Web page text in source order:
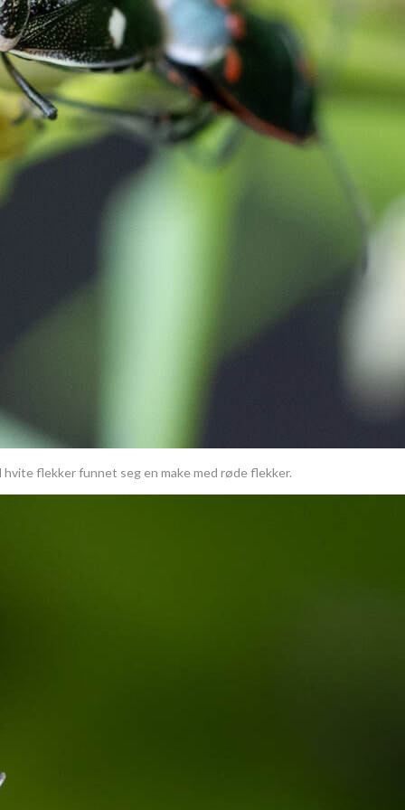
flekker funnet seg en make med røde flekker.